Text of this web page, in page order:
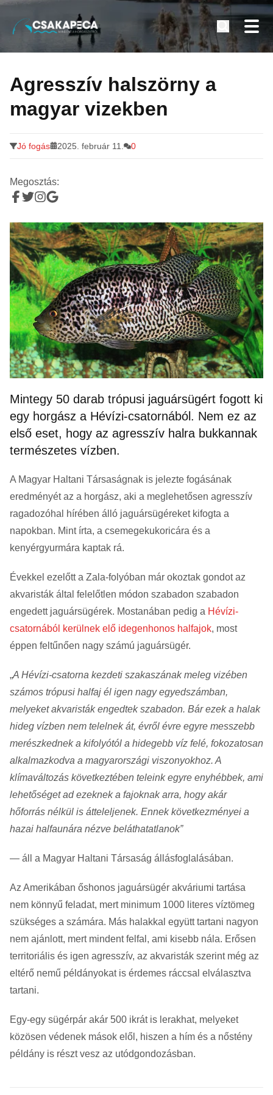
tartalomra
Minden a horgászatról
Agresszív halszörny a
magyar vizekben
Jó fogás 2025. február 11. 0
Megosztás:
Mintegy 50 darab trópusi jaguársügért fogott ki
egy horgász a Hévízi-csatornából. Nem ez az
első eset, hogy az agresszív halra bukkannak
természetes vízben.
A Magyar Haltani Társaságnak is jelezte fogásának
eredményét az a horgász, aki a meglehetősen agresszív
ragadozóhal hírében álló jaguársügéreket kifogta a
napokban. Mint írta, a csemegekukoricára és a
kenyérgyurmára kaptak rá.
Évekkel ezelőtt a Zala-folyóban már okoztak gondot az
akvaristák által felelőtlen módon szabadon szabadon
engedett jaguársügérek. Mostanában pedig a Hévízi-
csatornából kerülnek elő idegenhonos halfajok, most
éppen feltűnően nagy számú jaguársügér.
„A Hévízi-csatorna kezdeti szakaszának meleg vizében
számos trópusi halfaj él igen nagy egyedszámban,
melyeket akvaristák engedtek szabadon. Bár ezek a halak
hideg vízben nem telelnek át, évről évre egyre messzebb
merészkednek a kifolyótól a hidegebb víz felé, fokozatosan
alkalmazkodva a magyarországi viszonyokhoz. A
klímaváltozás következtében teleink egyre enyhébbek, ami
lehetőséget ad ezeknek a fajoknak arra, hogy akár
hőforrás nélkül is átteleljenek. Ennek következményei a
hazai halfaunára nézve beláthatatlanok”
— áll a Magyar Haltani Társaság állásfoglalásában.
Az Amerikában őshonos jaguársügér akváriumi tartása
nem könnyű feladat, mert minimum 1000 literes víztömeg
szükséges a számára. Más halakkal együtt tartani nagyon
nem ajánlott, mert mindent felfal, ami kisebb nála. Erősen
territoriális és igen agresszív, az akvaristák szerint még az
eltérő nemű példányokat is érdemes ráccsal elválasztva
tartani.
Egy-egy sügérpár akár 500 ikrát is lerakhat, melyeket
közösen védenek mások elől, hiszen a hím és a nőstény
példány is részt vesz az utódgondozásban.